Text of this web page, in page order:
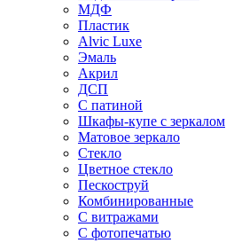
МДФ
Пластик
Alvic Luxe
Эмаль
Акрил
ДСП
С патиной
Шкафы-купе с зеркалом
Матовое зеркало
Стекло
Цветное стекло
Пескоструй
Комбинированные
С витражами
С фотопечатью